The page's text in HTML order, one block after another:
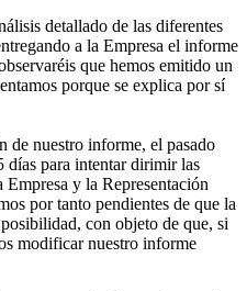
detallado de las diferentes
a la Empresa el informe
que hemos emitido un
porque se explica por sí
de nuestro informe, el pasado
días para intentar dirimir las
y la Representación
por tanto pendientes de que la
con objeto de que, si
modificar nuestro informe